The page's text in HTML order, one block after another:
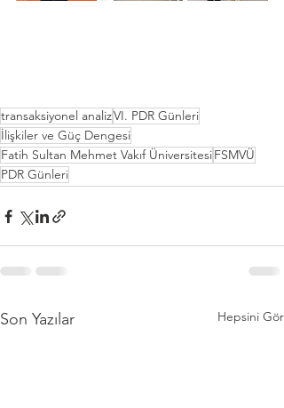
transaksiyonel analizVI. PDR Günleri
İlişkiler ve Güç Dengesi
Fatih Sultan Mehmet Vakıf ÜniversitesiFSMVÜ
PDR Günleri
Son Yazılar Hepsini Gör